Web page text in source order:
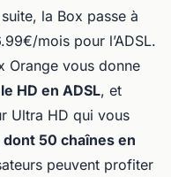
la Box passe à
mois pour l’ADSL.
Orange vous donne
HD en ADSL, et
Ultra HD qui vous
dont 50 chaînes en
peuvent profiter